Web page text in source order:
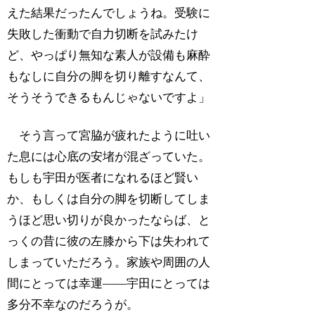
えた結果だったんでしょうね。受験に
失敗した衝動で自力切断を試みたけ
ど、やっぱり無知な素人が設備も麻酔
もなしに自分の脚を切り離すなんて、
そうそうできるもんじゃないですよ」
そう言って宮脇が疲れたように吐い
た息には心底の安堵が混ざっていた。
もしも宇田が医者になれるほど賢い
か、もしくは自分の脚を切断してしま
うほど思い切りが良かったならば、と
っくの昔に彼の左膝から下は失われて
しまっていただろう。家族や周囲の人
間にとっては幸運――宇田にとっては
多分不幸なのだろうが。